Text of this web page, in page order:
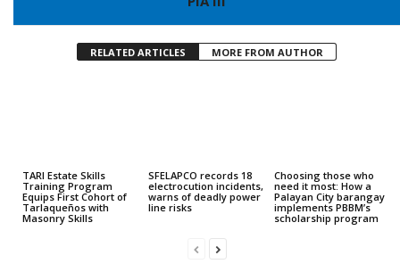
RELATED ARTICLES MORE FROM AUTHOR
TARI Estate Skills
Training Program
Equips First Cohort of
Tarlaqueños with
Masonry Skills
SFELAPCO records 18
electrocution incidents,
warns of deadly power
line risks
Choosing those who
need it most: How a
Palayan City barangay
implements PBBM’s
scholarship program